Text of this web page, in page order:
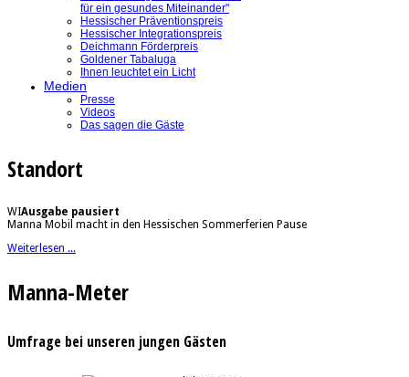
für ein gesundes Miteinander"
Hessischer Präventionspreis
Hessischer Integrationspreis
Deichmann Förderpreis
Goldener Tabaluga
Ihnen leuchtet ein Licht
Medien
Presse
Videos
Das sagen die Gäste
Standort
WIAusgabe pausiert
Manna Mobil macht in den Hessischen Sommerferien Pause
Weiterlesen ...
Manna-Meter
Umfrage bei unseren jungen Gästen